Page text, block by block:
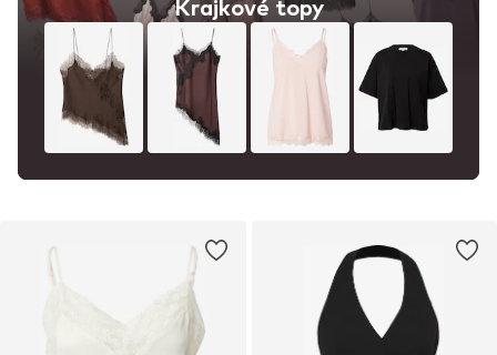
Krajkové topy